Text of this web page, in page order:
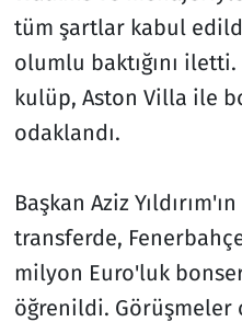
tüm şartlar kabul
olumlu baktığını
kulüp, Aston Villa ile
odaklandı.
Başkan Aziz
transferde,
milyon Euro'luk
öğrenildi. Görüşmeler